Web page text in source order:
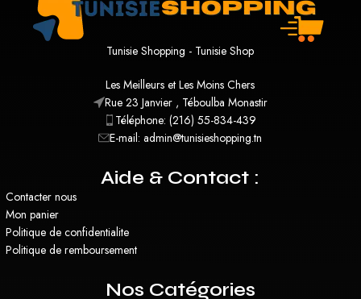
Tunisie Shopping - Tunisie Shop
Les Meilleurs et Les Moins Chers
Rue 23 Janvier , Téboulba Monastir
Téléphone: (216) 55-834-439
E-mail: admin@tunisieshopping.tn
Aide & Contact :
Contacter nous
Mon panier
Politique de confidentialite
Politique de remboursement
Nos Catégories